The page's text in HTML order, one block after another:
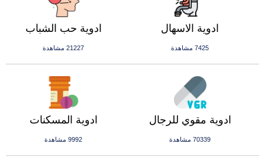
ادوية حب الشباب
21227 مشاهدة
ادوية الاسهال
7425 مشاهدة
ادوية المسكنات
9992 مشاهدة
ادوية مقوي للرجال
70339 مشاهدة